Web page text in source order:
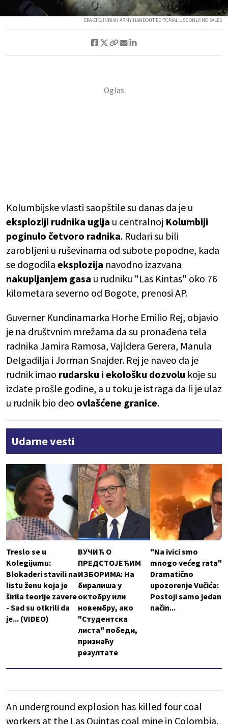
EPA-EFE/INDIAN ARMY HANDOUT EDITORIAL USE ONLY/NO SALES
Kolumbijske vlasti saopštile su danas da je u
eksploziji rudnika uglja u centralnoj Kolumbiji
poginulo četvoro radnika. Rudari su bili
zarobljeni u ruševinama od subote popodne, kada
se dogodila eksplozija navodno izazvana
nakupljanjem gasa u rudniku "Las Kintas" oko 76
kilometara severno od Bogote, prenosi AP.
Guverner Kundinamarka Horhe Emilio Rej, objavio
je na društvnim mrežama da su pronađena tela
radnika Jamira Ramosa, Vajldera Gerera, Manula
Delgadilja i Jorman Snajder. Rej je naveo da je
rudnik imao rudarsku i ekološku dozvolu koje su
izdate prošle godine, a u toku je istraga da li je ulaz
u rudnik bio deo ovlašćene granice.
Udarne vesti
Treslo se u
Kolegijumu:
Blokaderi stavili na
listu ženu koja je
širila teorije zavere
- Sad su otkrili da
je... (VIDEO)
ВУЧИЋ О
ПРЕДСТОЈЕЋИМ
ИЗБОРИМА: На
биралиша у
октобру или
новембру, ако
"Студентска
листа" победи,
признаћу
резултате
"Na ivici smo
mnogo većeg rata"
Dramatično
upozorenje Vučića:
Postoji samo jedan
način...
An underground explosion has killed four coal
workers at the Las Quintas coal mine in Colombia.